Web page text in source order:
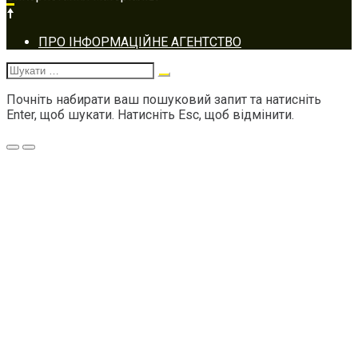
Footer
navigation
ПРО ІНФОРМАЦІЙНЕ АГЕНТСТВО
Шукати:
Почніть набирати ваш пошуковий запит та натисніть
Enter, щоб шукати. Натисніть Esc, щоб відмінити.
Меню